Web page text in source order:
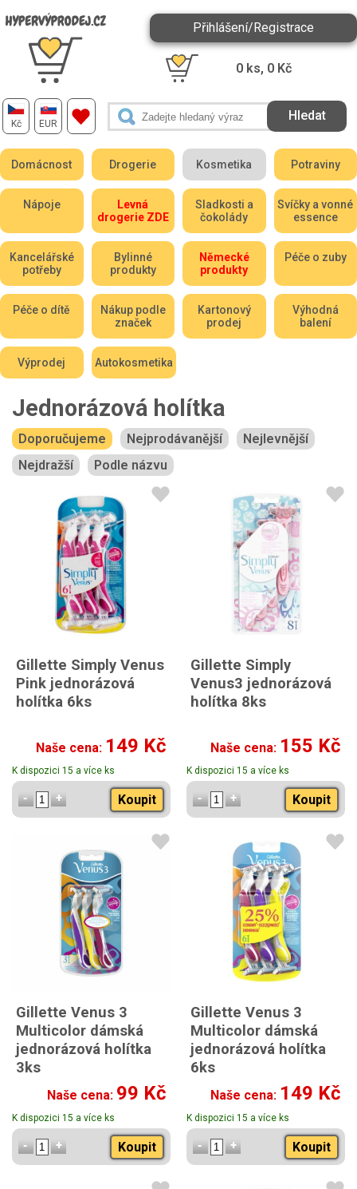
Kč EUR
Přihlášení/Registrace
0 ks, 0 Kč
Domácnost Drogerie Kosmetika Potraviny
Nápoje
Levná
drogerie ZDE
Sladkosti a
čokolády
Svíčky a vonné
essence
Kancelářské
potřeby
Bylinné
produkty
Německé
produkty
Péče o zuby
Péče o dítě
Nákup podle
značek
Kartonový
prodej
Výhodná
balení
Výprodej Autokosmetika
Jednorázová holítka
Doporučujeme Nejprodávanější
Nejlevnější
Nejdražší
Podle názvu
Gillette Simply Venus
Pink jednorázová
holítka 6ks
Naše cena: 149 Kč
K dispozici 15 a více ks
Koupit
Gillette Simply
Venus3 jednorázová
holítka 8ks
Naše cena: 155 Kč
K dispozici 15 a více ks
Koupit
Gillette Venus 3
Multicolor dámská
jednorázová holítka
3ks
Naše cena: 99 Kč
K dispozici 15 a více ks
Koupit
Gillette Venus 3
Multicolor dámská
jednorázová holítka
6ks
Naše cena: 149 Kč
K dispozici 15 a více ks
Koupit